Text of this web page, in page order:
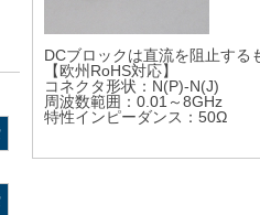
DCブロックは直流を阻止する
【欧州RoHS対応】
コネクタ形状：N(P)-N(J)
周波数範囲：0.01～8GHz
特性インピーダンス：50Ω